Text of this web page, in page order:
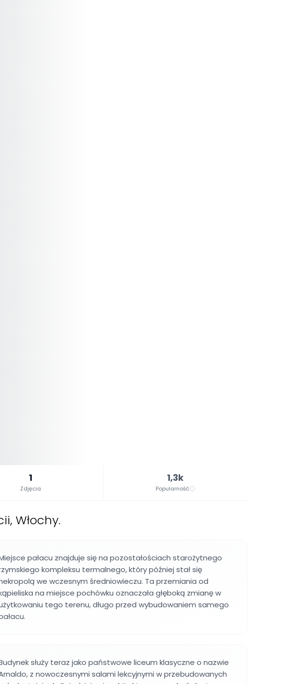
1
Zdjęcia
1,3k
Popularność
Włochy.
pałacu znajduje się na pozostałościach starożytnego
kompleksu termalnego, który później stał się
we wczesnym średniowieczu. Ta przemiania od
na miejsce pochówku oznaczała głęboką zmianę w
tego terenu, długo przed wybudowaniem samego
służy teraz jako państwowe liceum klasyczne o nazwie
z nowoczesnymi salami lekcyjnymi w przebudowanych